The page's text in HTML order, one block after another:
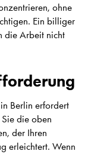
ohne
Ein billiger
die Arbeit nicht
Berlin erfordert
die oben
der Ihren
erleichtert. Wenn